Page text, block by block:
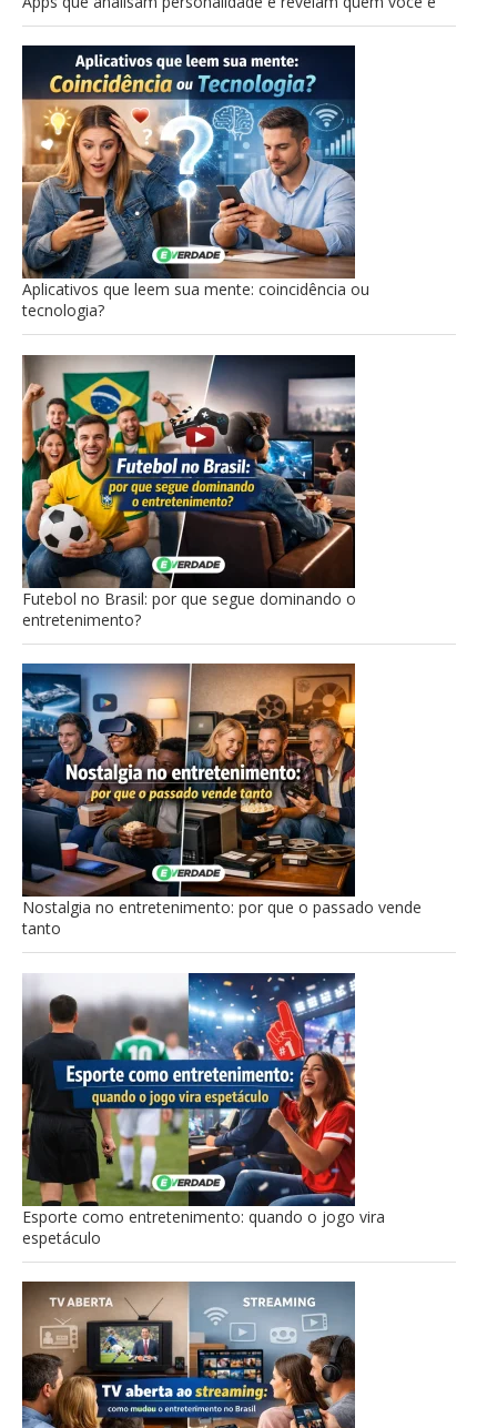
Aplicativos que leem sua mente: coincidência ou
tecnologia?
Futebol no Brasil: por que segue dominando o
entretenimento?
Nostalgia no entretenimento: por que o passado vende
tanto
Esporte como entretenimento: quando o jogo vira
espetáculo